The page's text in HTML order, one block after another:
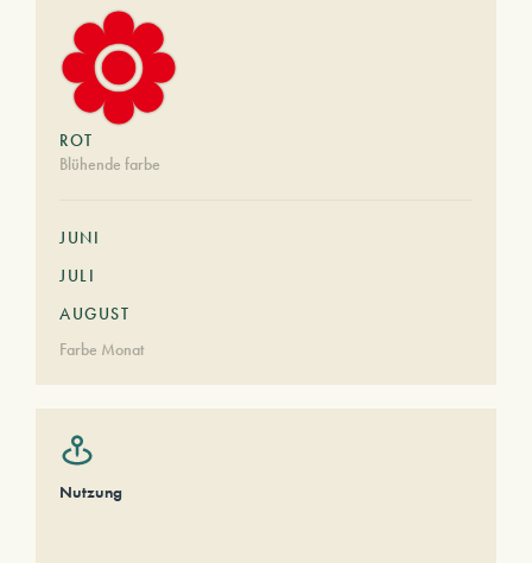
ROT
Blühende farbe
JUNI
JULI
AUGUST
Farbe Monat
Nutzung